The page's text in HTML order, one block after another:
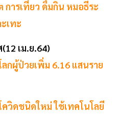
การเที่ยว ดื่มกิน หมอธีระ
เทะ
เม.ย.64)
กผู้ป่วยเพิ่ม 6.16 แสนราย
วิดชนิดใหม่ ใช้เทคโนโลยี